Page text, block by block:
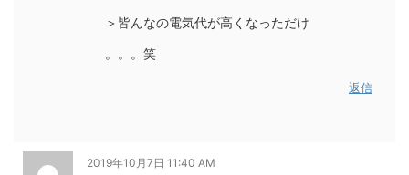
＞皆んなの電気代が高くなっただけ
。。。笑
返信
2019年10月7日 11:40 AM